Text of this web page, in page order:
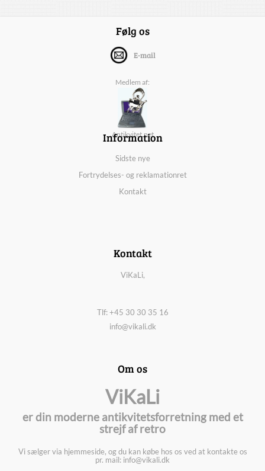
Følg os
E-mail
Medlem af:
Antikvitet.net
Information
Sidste nye
Fortrydelses- og reklamationret
Kontakt
Kontakt
ViKaLi,
Tlf: +45 30 30 35 16
info@vikali.dk
Om os
ViKaLi
er din moderne antikvitetsforretning med et
strejf af retro
Vi sælger via hjemmeside, og du kan købe hos os ved at kontakte os
pr. mail: info@vikali.dk